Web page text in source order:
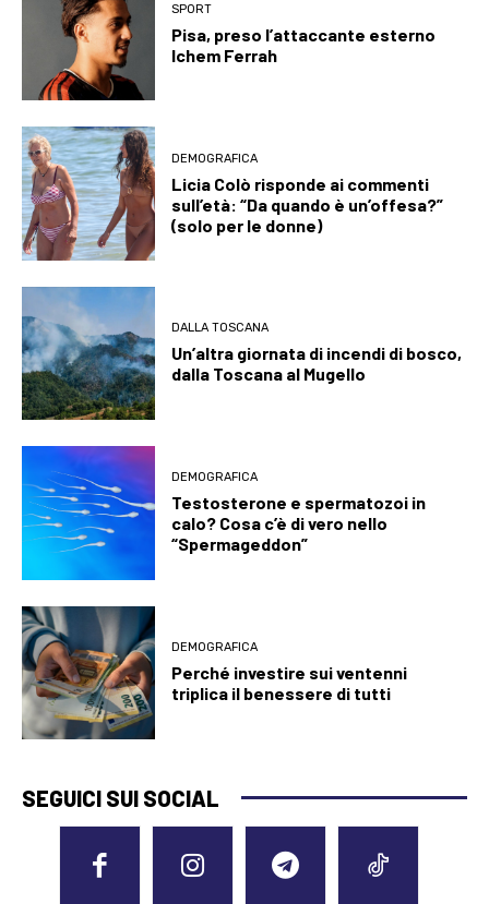
SPORT
Pisa, preso l’attaccante esterno
Ichem Ferrah
DEMOGRAFICA
Licia Colò risponde ai commenti
sull’età: “Da quando è un’offesa?”
(solo per le donne)
DALLA TOSCANA
Un’altra giornata di incendi di bosco,
dalla Toscana al Mugello
DEMOGRAFICA
Testosterone e spermatozoi in
calo? Cosa c’è di vero nello
“Spermageddon”
DEMOGRAFICA
Perché investire sui ventenni
triplica il benessere di tutti
SEGUICI SUI SOCIAL